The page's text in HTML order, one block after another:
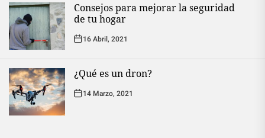
Consejos para mejorar la seguridad
de tu hogar
16 Abril, 2021
¿Qué es un dron?
14 Marzo, 2021